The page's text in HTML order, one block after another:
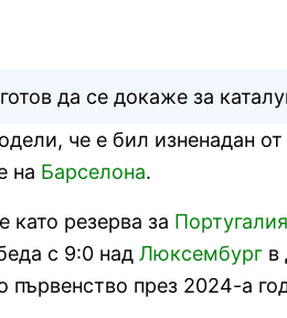
да се докаже за
че е бил изненадан
на Барселона.
като резерва за Португалия
с 9:0 над Люксембург в
първенство през 2024-а